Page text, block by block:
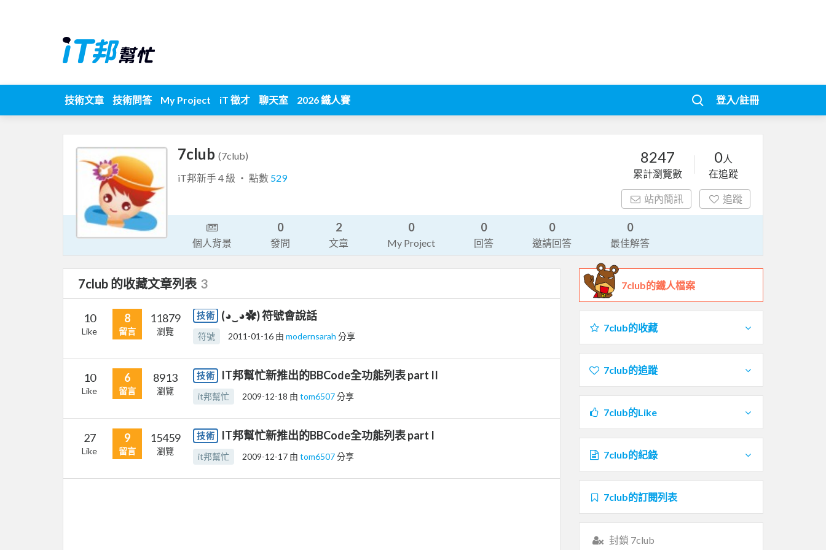
技術文章 技術問答 My Project iT 徵才 聊天室 2026 鐵人賽 登入/註冊
7club (7club)
iT邦新手 4 級 ‧ 點數 529
8247
累計瀏覽數
0人
在追蹤
站內簡訊 追蹤
個人背景
0
發問
2
文章
0
My Project
0
回答
0
邀請回答
0
最佳解答
7club 的收藏文章列表 3
10
Like
8
留言
11879
瀏覽
技術 (◕‿◕✿) 符號會說話
符號 2011-01-16 由 modernsarah 分享
10
Like
6
留言
8913
瀏覽
技術 IT邦幫忙新推出的BBCode全功能列表 part II
it邦幫忙 2009-12-18 由 tom6507分享
27
Like
9
留言
15459
瀏覽
技術 IT邦幫忙新推出的BBCode全功能列表 part I
it邦幫忙 2009-12-17 由 tom6507分享
7club的鐵人檔案
7club的收藏
7club的追蹤
7club的Like
7club的紀錄
7club的訂閱列表
封鎖 7club